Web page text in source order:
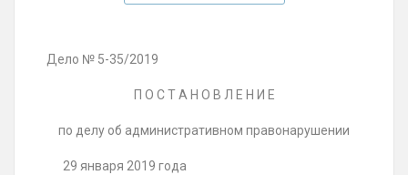
Дело № 5-35/2019
П О С Т А Н О В Л Е Н И Е
по делу об административном правонарушении
29 января 2019 года